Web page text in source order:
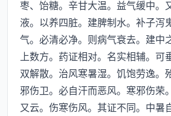
枣、饴糖。辛甘大温。益气缓中。
液。以养四脏。建脾制水。补子泻
气。必清必净。则病气衰去。建中
上数方。药证相对。名实相辅。可
双解散。治风寒暑湿。饥饱劳逸。
邪伤卫。必自汗而恶风。寒邪伤荣
又云。伤寒伤风。其证不同。中暑